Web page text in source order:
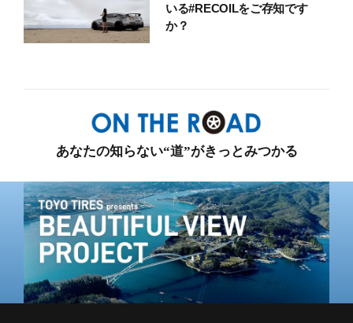
いる#RECOILをご存知です
か？
あなたの知らない“道”がきっとみつかる